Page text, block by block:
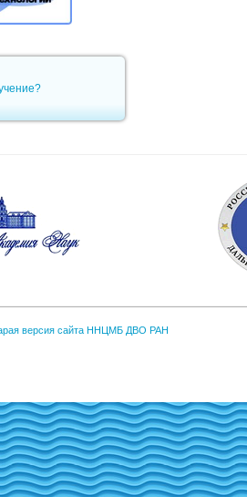
версия сайта ННЦМБ ДВО РАН